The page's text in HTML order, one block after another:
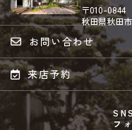
〒010-0844
秋田県秋田
お問い合わせ
来店予約
フ